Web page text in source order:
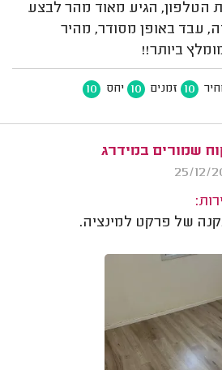
הטלפון, הגיע מאוד מהר לבצע
עבד באופן מסודר, מהיר
ביותר!!
10 זמנים 10 יחס 10
שמורים במידרג
של פרקט למינציה.